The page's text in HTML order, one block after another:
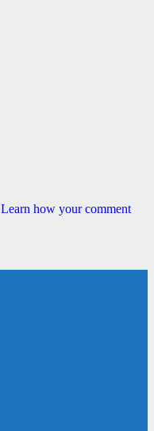
Learn how your comment